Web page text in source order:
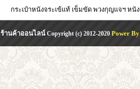
กระเป๋าหนังจระเข้แท้ เข็มขัด พวงกุญแจฯ หนัง
ร้านค้าออนไลน์ Copyright (c) 2012-2020Power